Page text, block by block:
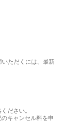
ただくには、最新
ださい。
キャンセル料を申